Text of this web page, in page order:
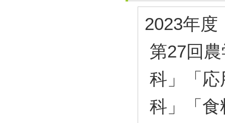
2023年度
第27回
科」「
科」「